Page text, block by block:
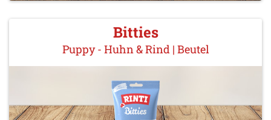
Bitties
Puppy - Huhn & Rind | Beutel